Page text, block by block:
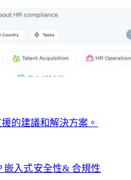
的建議和解決方案。​​
嵌入式​​安全性& 合規性​​